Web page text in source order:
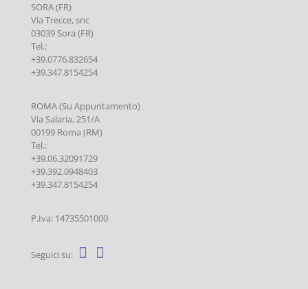
SORA (FR)
Via Trecce, snc
03039 Sora (FR)
Tel.:
+39.0776.832654
+39.347.8154254
ROMA (Su Appuntamento)
Via Salaria, 251/A
00199 Roma (RM)
Tel.:
+39.06.32091729
+39.392.0948403
+39.347.8154254
P.Iva: 14735501000
Seguici su: